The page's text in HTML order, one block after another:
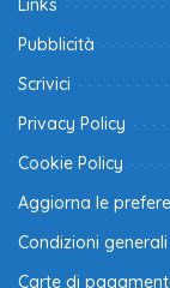
Links
Pubblicità
Scrivici
Privacy Policy
Cookie Policy
Aggiorna le
Condizioni
Carte di